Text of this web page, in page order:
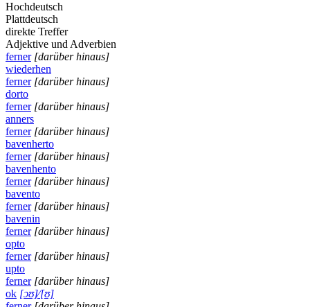
Hochdeutsch
Plattdeutsch
direkte Treffer
Adjektive und Adverbien
ferner [darüber hinaus]
wiederhen
ferner [darüber hinaus]
dorto
ferner [darüber hinaus]
anners
ferner [darüber hinaus]
bavenherto
ferner [darüber hinaus]
bavenhento
ferner [darüber hinaus]
bavento
ferner [darüber hinaus]
bavenin
ferner [darüber hinaus]
opto
ferner [darüber hinaus]
upto
ferner [darüber hinaus]
ok [ɔʊ]⁄[ʊ]